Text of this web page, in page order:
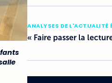
ANALYSES DE L'ACTUALITÉ
« Faire passer la